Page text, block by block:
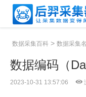
数据采集百科 > 数据采集
数据编码（
2023-10-31 13:57:06